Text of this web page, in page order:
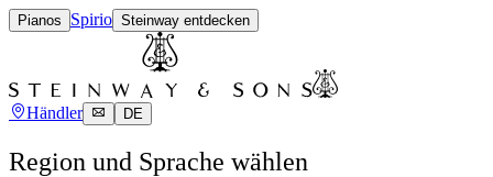
Pianos Spirio Steinway entdecken
Händler DE
Region und Sprache wählen